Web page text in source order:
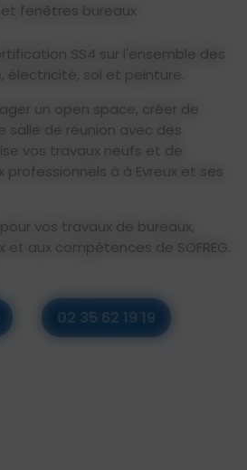
fenêtres bureaux
SS4 sur l'ensemble des
électricité, sol et peinture.
un open space, créer de
salle de réunion avec des
vos travaux neufs et de
à à Evreux et ses
vos travaux de bureaux,
aux compétences de SOFREG.
02 35 62 19 19